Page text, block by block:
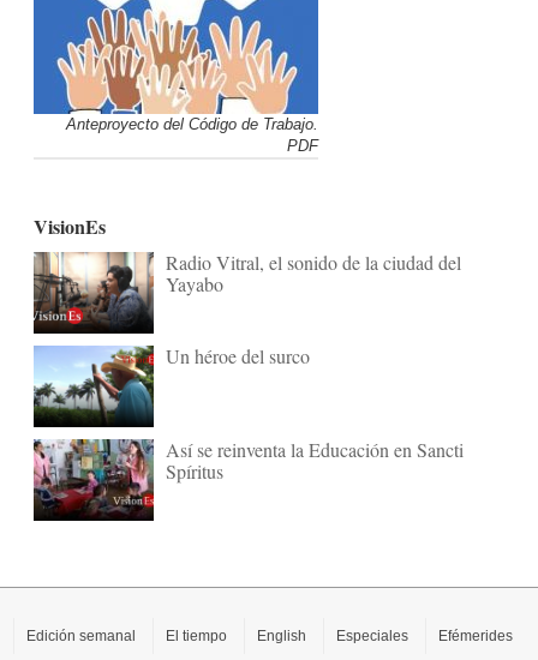
Anteproyecto del Código de Trabajo.
PDF
VisionEs
Radio Vitral, el sonido de la ciudad del
Yayabo
Un héroe del surco
Así se reinventa la Educación en Sancti
Spíritus
Edición semanal El tiempo English Especiales Efémerides